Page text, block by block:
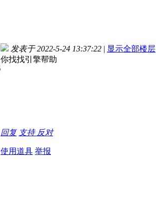
发表于 2022-5-24 13:37:22 | 显示全部楼层
你找找引擎帮助
回复 支持 反对
使用道具 举报